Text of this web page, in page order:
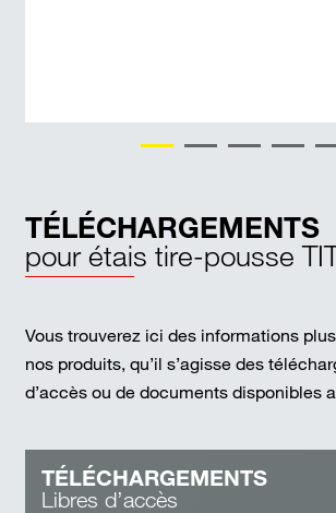
TÉLÉCHARGEMENTS
pour étais tire-pousse
Vous trouverez ici des informations
nos produits, qu’il s’agisse des
d’accès ou de documents disponibles
TÉLÉCHARGEMENTS
Libres d’accès